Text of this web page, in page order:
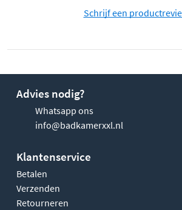
Schrijf een
Advies nodig?
Whatsapp ons
info@badkamerxxl.nl
Klantenservice
Betalen
Verzenden
Retourneren